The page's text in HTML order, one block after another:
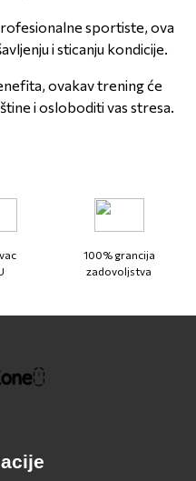
sportiste, ova
i sticanju kondicije.
ovakav trening će
i osloboditi vas stresa.
100% grancija
zadovoljstva